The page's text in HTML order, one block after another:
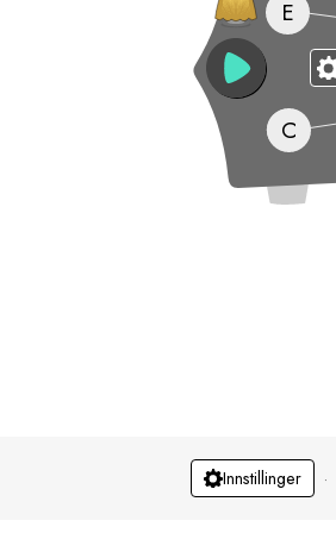
C
E
Innstillinger ·